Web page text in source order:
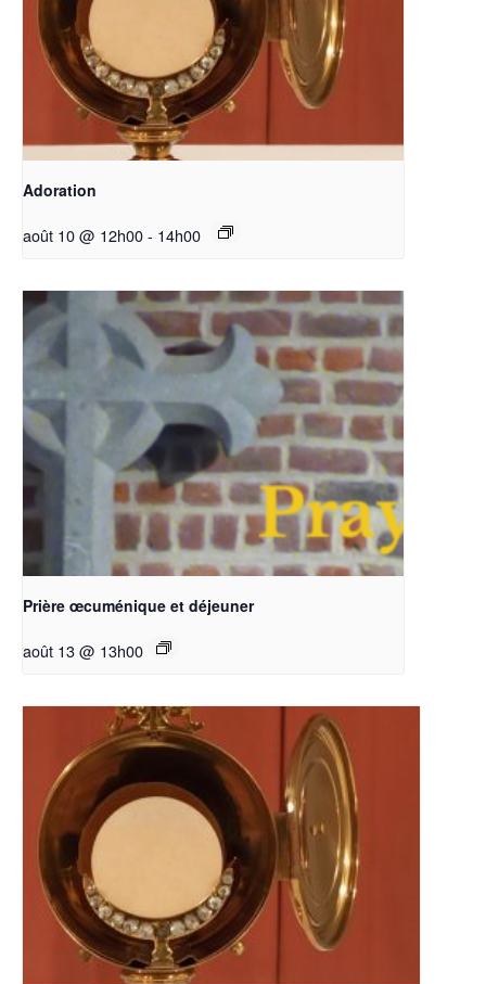
Adoration
août 10 @ 12h00- 14h00
Prière œcuménique et déjeuner
août 13 @ 13h00